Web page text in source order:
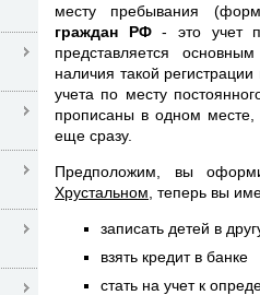
месту пребывания
граждан РФ- это учет
представляется
наличия такой
учета по месту
прописаны в одном месте,
еще сразу.
Предположим, вы
Хрустальном , теперь вы
записать детей в
взять кредит в банке
стать на учет к